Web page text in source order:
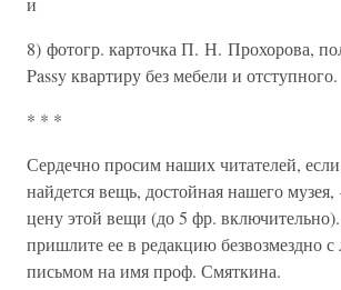
8) фотогр. карточка П. Н. Прохорова,
Passy квартиру без мебели и отступного.
* * *
Сердечно просим наших читателей,
найдется вещь, достойная нашего
цену этой вещи (до 5 фр.
пришлите ее в редакцию безвозмездно
письмом на имя проф. Смяткина.